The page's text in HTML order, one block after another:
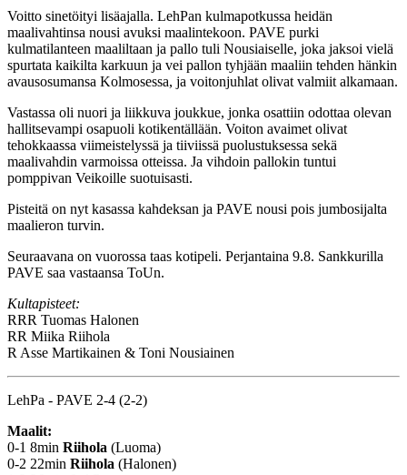
Voitto sinetöityi lisäajalla. LehPan kulmapotkussa heidän
maalivahtinsa nousi avuksi maalintekoon. PAVE purki
kulmatilanteen maaliltaan ja pallo tuli Nousiaiselle, joka jaksoi vielä
spurtata kaikilta karkuun ja vei pallon tyhjään maaliin tehden hänkin
avausosumansa Kolmosessa, ja voitonjuhlat olivat valmiit alkamaan.
Vastassa oli nuori ja liikkuva joukkue, jonka osattiin odottaa olevan
hallitsevampi osapuoli kotikentällään. Voiton avaimet olivat
tehokkaassa viimeistelyssä ja tiiviissä puolustuksessa sekä
maalivahdin varmoissa otteissa. Ja vihdoin pallokin tuntui
pomppivan Veikoille suotuisasti.
Pisteitä on nyt kasassa kahdeksan ja PAVE nousi pois jumbosijalta
maalieron turvin.
Seuraavana on vuorossa taas kotipeli. Perjantaina 9.8. Sankkurilla
PAVE saa vastaansa ToUn.
Kultapisteet:
RRR Tuomas Halonen
RR Miika Riihola
R Asse Martikainen & Toni Nousiainen
LehPa - PAVE 2-4 (2-2)
Maalit:
0-1 8min Riihola (Luoma)
0-2 22min Riihola (Halonen)